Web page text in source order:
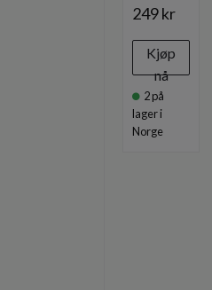
249 kr
Kjøp
nå
2på
lager i
Norge